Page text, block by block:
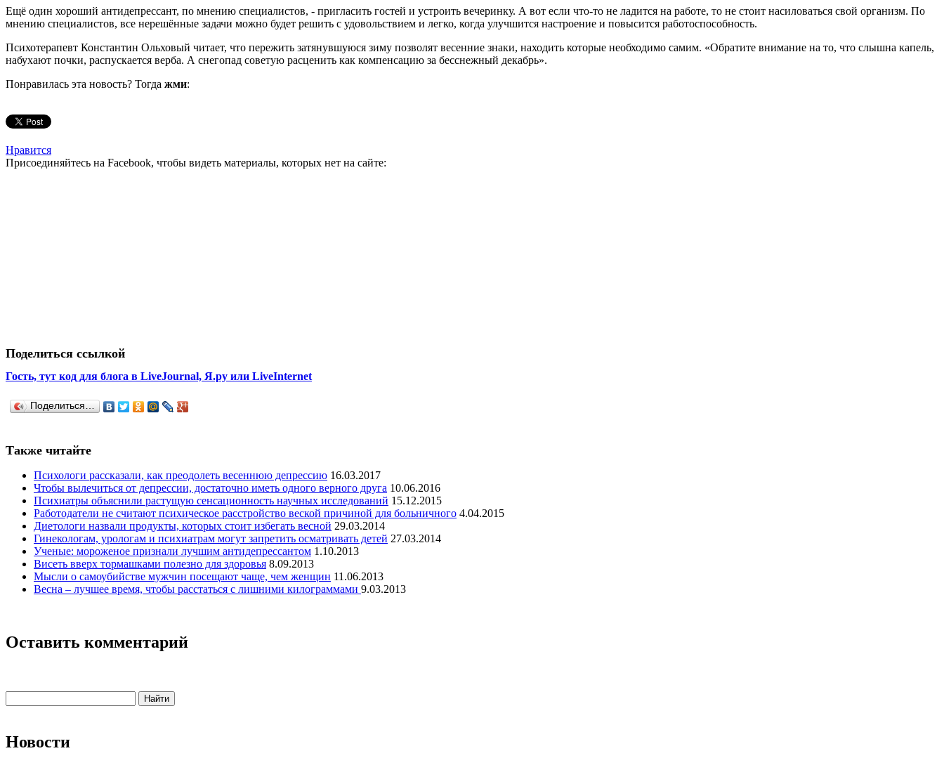
Ещё один хороший антидепрессант, по мнению специалистов, - пригласить гостей и устроить вечеринку. А вот если что-то не ладится на работе, то не стоит насиловаться свой организм. По
мнению специалистов, все нерешённые задачи можно будет решить с удовольствием и легко, когда улучшится настроение и повысится работоспособность.
Психотерапевт Константин Ольховый читает, что пережить затянувшуюся зиму позволят весенние знаки, находить которые необходимо самим. «Обратите внимание на то, что слышна капель,
набухают почки, распускается верба. А снегопад советую расценить как компенсацию за бесснежный декабрь».
Понравилась эта новость? Тогда жми:
Нравится
Присоединяйтесь на Facebook, чтобы видеть материалы, которых нет на сайте:
Поделиться ссылкой
Гость, тут код для блога в LiveJournal, Я.ру или LiveInternet
Поделиться…
Также читайте
Психологи рассказали, как преодолеть весеннюю депрессию 16.03.2017
Чтобы вылечиться от депрессии, достаточно иметь одного верного друга 10.06.2016
Психиатры объяснили растущую сенсационность научных исследований 15.12.2015
Работодатели не считают психическое расстройство веской причиной для больничного 4.04.2015
Диетологи назвали продукты, которых стоит избегать весной 29.03.2014
Гинекологам, урологам и психиатрам могут запретить осматривать детей 27.03.2014
Ученые: мороженое признали лучшим антидепрессантом 1.10.2013
Висеть вверх тормашками полезно для здоровья 8.09.2013
Мысли о самоубийстве мужчин посещают чаще, чем женщин 11.06.2013
Весна – лучшее время, чтобы расстаться с лишними килограммами 9.03.2013
Оставить комментарий
Новости